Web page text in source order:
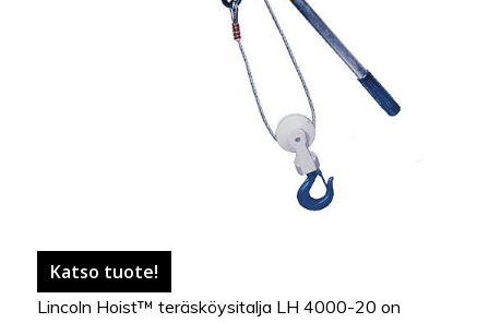
Katso tuote!
Lincoln Hoist™ teräsköysitalja LH 4000-20 on